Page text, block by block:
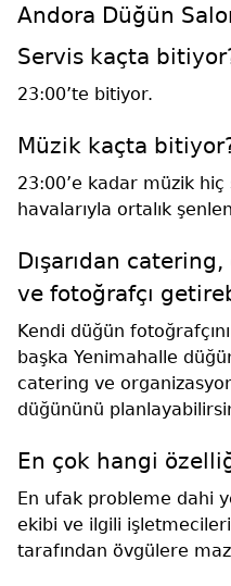
Andora Düğün
Servis kaçta
23:00’te bitiyor.
Müzik kaçta
23:00’e kadar müzik
havalarıyla ortalık
Dışarıdan
ve fotoğrafçı
Kendi düğün
başka Yenimahalle
catering ve
düğününü
En çok hangi
En ufak probleme dahi
ekibi ve ilgili
tarafından övgülere